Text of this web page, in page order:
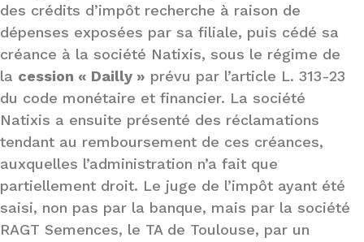
des crédits d’impôt recherche à raison de
dépenses exposées par sa filiale, puis cédé sa
créance à la société Natixis, sous le régime de
la cession « Dailly » prévu par l’article L. 313-23
du code monétaire et financier. La société
Natixis a ensuite présenté des réclamations
tendant au remboursement de ces créances,
auxquelles l’administration n’a fait que
partiellement droit. Le juge de l’impôt ayant été
saisi, non pas par la banque, mais par la société
RAGT Semences, le TA de Toulouse, par un